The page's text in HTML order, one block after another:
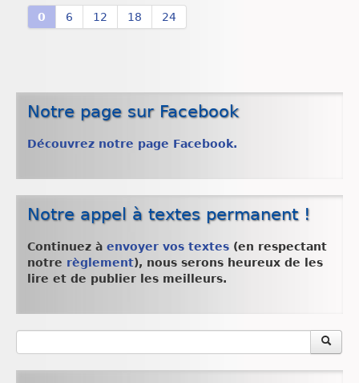
0 6 12 18 24
Notre page sur Facebook
Découvrez notre page Facebook.
Notre appel à textes permanent !
Continuez à envoyer vos textes (en respectant
notre règlement), nous serons heureux de les
lire et de publier les meilleurs.